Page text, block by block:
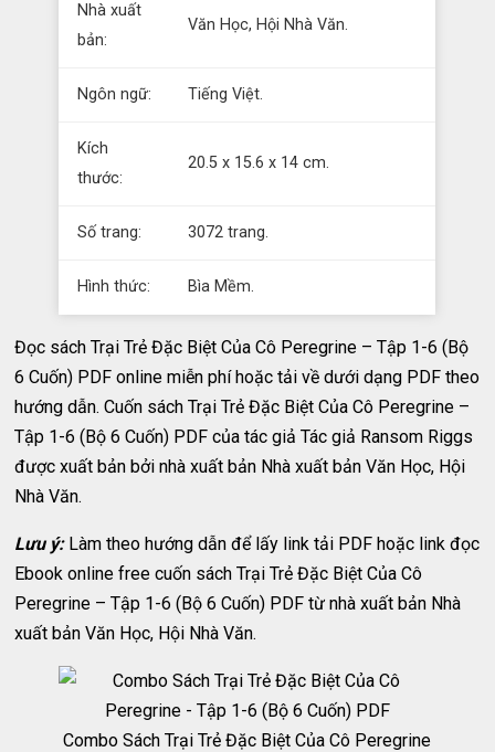
Nhà xuất
bản:
Văn Học, Hội Nhà Văn.
Ngôn ngữ: Tiếng Việt.
Kích
thước:
20.5 x 15.6 x 14 cm.
Số trang: 3072 trang.
Hình thức: Bìa Mềm.
Đọc sách Trại Trẻ Đặc Biệt Của Cô Peregrine – Tập 1-6 (Bộ
6 Cuốn) PDF online miễn phí hoặc tải về dưới dạng PDF theo
hướng dẫn. Cuốn sách Trại Trẻ Đặc Biệt Của Cô Peregrine –
Tập 1-6 (Bộ 6 Cuốn) PDF của tác giả Tác giả Ransom Riggs
được xuất bản bởi nhà xuất bản Nhà xuất bản Văn Học, Hội
Nhà Văn.
Lưu ý:Làm theo hướng dẫn để lấy link tải PDF hoặc link đọc
Ebook online free cuốn sách Trại Trẻ Đặc Biệt Của Cô
Peregrine – Tập 1-6 (Bộ 6 Cuốn) PDF từ nhà xuất bản Nhà
xuất bản Văn Học, Hội Nhà Văn.
Combo Sách Trại Trẻ Đặc Biệt Của Cô Peregrine